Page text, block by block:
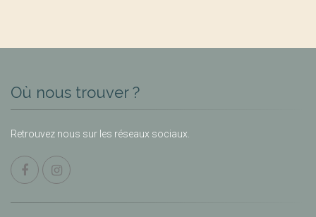
Où nous trouver ?
Retrouvez nous sur les réseaux sociaux.